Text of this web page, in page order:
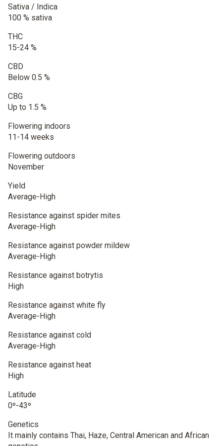
Sativa / Indica
100 % sativa
THC
15-24 %
CBD
Below 0.5 %
CBG
Up to 1.5 %
Flowering indoors
11-14 weeks
Flowering outdoors
November
Yield
Average-High
Resistance against spider mites
Average-High
Resistance against powder mildew
Average-High
Resistance against botrytis
High
Resistance against white fly
Average-High
Resistance against cold
Average-High
Resistance against heat
High
Latitude
0º-43º
Genetics
It mainly contains Thai, Haze, Central American and African